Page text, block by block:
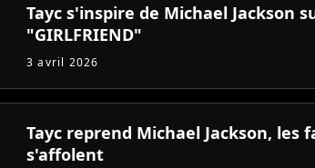
Tayc s'inspire de Michael Jackson
"GIRLFRIEND"
3 avril 2026
Tayc reprend Michael Jackson, les
s'affolent